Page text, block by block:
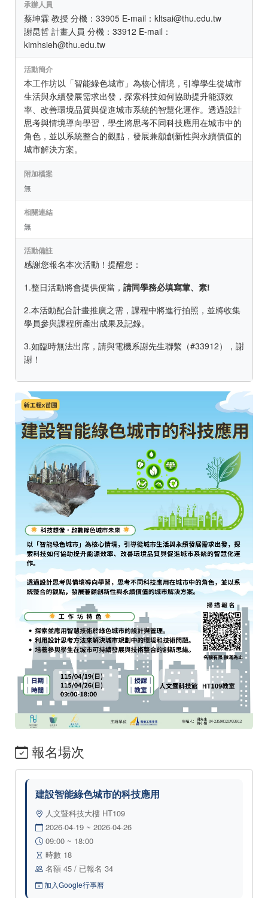
承辦人員
蔡坤霖 教授 分機：33905 E-mail：kltsai@thu.edu.tw
謝昆哲 計畫人員 分機：33912 E-mail：
kimhsieh@thu.edu.tw
活動簡介
本工作坊以「智能綠色城市」為核心情境，引導學生從城市
生活與永續發展需求出發，探索科技如何協助提升能源效
率、改善環境品質與促進城市系統的智慧化運作。透過設計
思考與情境導向學習，學生將思考不同科技應用在城市中的
角色，並以系統整合的觀點，發展兼顧創新性與永續價值的
城市解決方案。
附加檔案
無
相關連結
無
活動備註
感謝您報名本次活動！提醒您：
1.整日活動將會提供便當， 請同學務必填寫葷、素!
2.本活動配合計畫推廣之需，課程中將進行拍照，並將收集
學員參與課程所產出成果及記錄。
3.如臨時無法出席，請與電機系謝先生聯繫（#33912），謝
謝！
報名場次
建設智能綠色城市的科技應用
人文暨科技大樓 HT109
2026-04-19 ~ 2026-04-26
09:00 ~ 18:00
時數 18
名額 45 / 已報名 34
加入Google行事曆